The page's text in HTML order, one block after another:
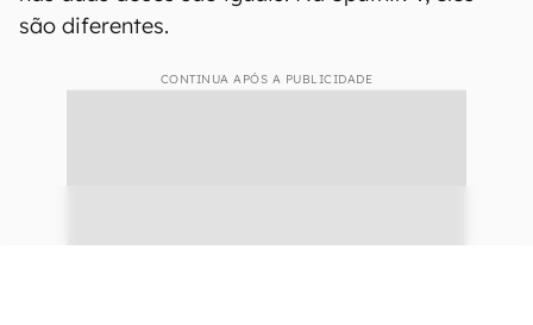
são diferentes.
CONTINUA APÓS A PUBLICIDADE